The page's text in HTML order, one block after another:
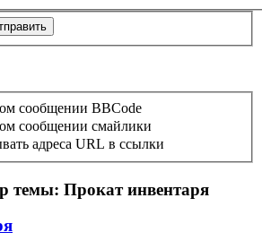
сообщении BBCode
сообщении смайлики
адреса URL в ссылки
темы: Прокат инвентаря